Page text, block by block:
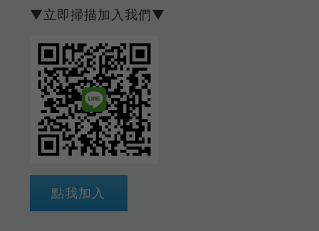
▼立即掃描加入我們▼
點我加入